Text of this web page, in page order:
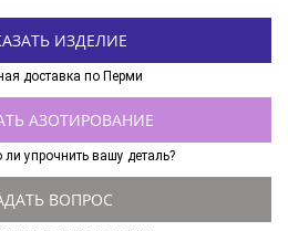
ИЗДЕЛИЕ
доставка по Перми
АЗОТИРОВАНИЕ
упрочнить вашу деталь?
ВОПРОС